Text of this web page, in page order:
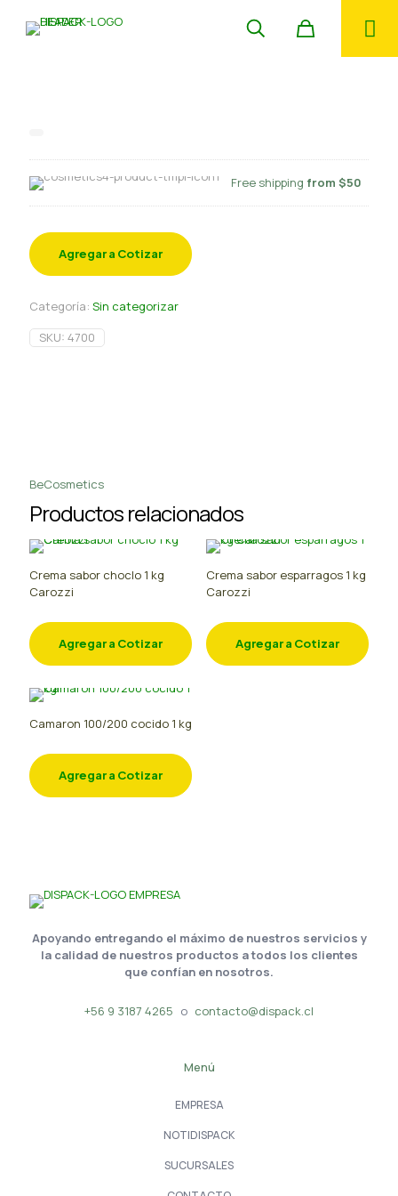
Free shipping from $50
Agregar a Cotizar
Categoría: Sin categorizar
SKU: 4700
BeCosmetics
Productos relacionados
Crema sabor choclo 1 kg
Carozzi
Agregar a Cotizar
Crema sabor esparragos 1 kg
Carozzi
Agregar a Cotizar
Camaron 100/200 cocido 1 kg
Agregar a Cotizar
Apoyando entregando el máximo de nuestros servicios y
la calidad de nuestros productos a todos los clientes
que confían en nosotros.
+56 9 3187 4265 o contacto@dispack.cl
Menú
EMPRESA
NOTIDISPACK
SUCURSALES